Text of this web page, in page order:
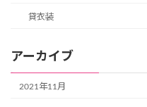
貸衣装
アーカイブ
2021年11月